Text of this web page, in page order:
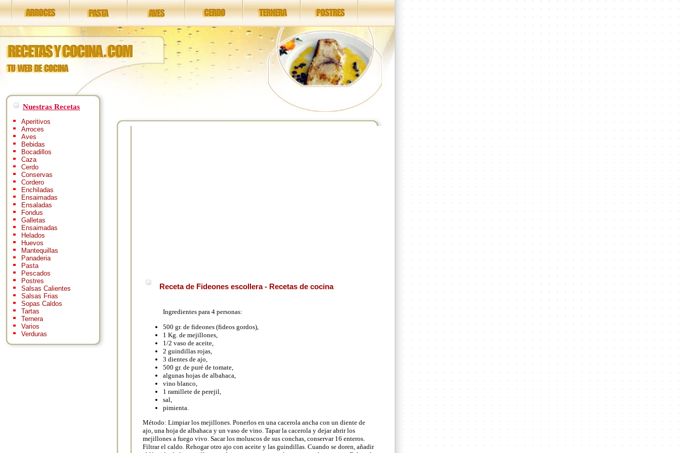
Nuestras Recetas
Aperitivos
Arroces
Aves
Bebidas
Bocadillos
Caza
Cerdo
Conservas
Cordero
Enchiladas
Ensaimadas
Ensaladas
Fondus
Galletas
Ensaimadas
Helados
Huevos
Mantequillas
Panaderia
Pasta
Pescados
Postres
Salsas Calientes
Salsas Frias
Sopas Caldos
Tartas
Ternera
Varios
Verduras
Receta de Fideones escollera - Recetas de cocina
Ingredientes para 4 personas:
500 gr. de fideones (fideos gordos),
1 Kg. de mejillones,
1/2 vaso de aceite,
2 guindillas rojas,
3 dientes de ajo,
500 gr. de puré de tomate,
algunas hojas de albahaca,
vino blanco,
1 ramillete de perejil,
sal,
pimienta.
Método: Limpiar los mejillones. Ponerlos en una cacerola ancha con un diente de
ajo, una hoja de albahaca y un vaso de vino. Tapar la cacerola y dejar abrir los
mejillones a fuego vivo. Sacar los moluscos de sus conchas, conservar 16 enteros.
Filtrar el caldo. Rehogar otro ajo con aceite y las guindillas. Cuando se doren, añadir